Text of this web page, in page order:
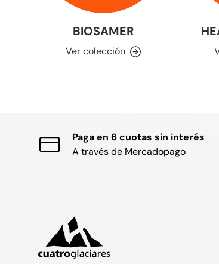
BIOSAMER
Ver colección
Paga en 6 cuotas sin interés
A través de Mercadopago